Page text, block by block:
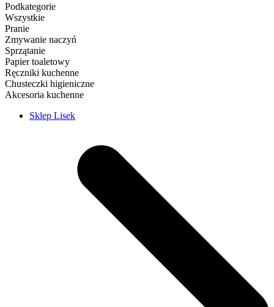
Podkategorie
Wszystkie
Pranie
Zmywanie naczyń
Sprzątanie
Papier toaletowy
Ręczniki kuchenne
Chusteczki higieniczne
Akcesoria kuchenne
Sklep Lisek